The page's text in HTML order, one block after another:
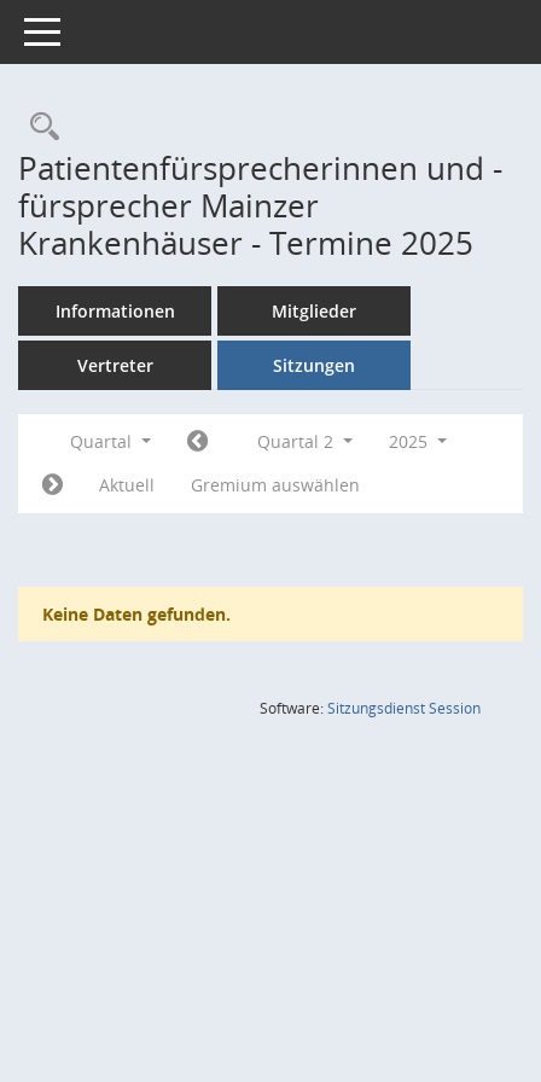
Toggle navigation
Rechercheauswahl
Patientenfürsprecherinnen und -
fürsprecher Mainzer
Krankenhäuser - Termine 2025
Informationen Mitglieder
Vertreter Sitzungen
Quartal Quartal 2
2025
Aktuell
Gremium auswählen
Keine Daten gefunden.
Software:SitzungsdienstSession(Wird in